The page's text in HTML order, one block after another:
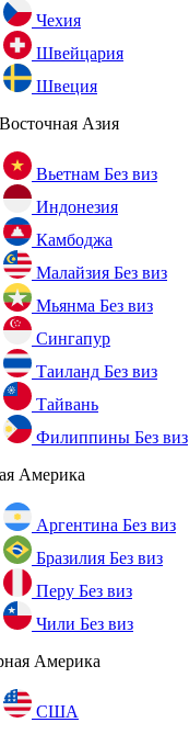
Чехия
Швейцария
Швеция
Азия
Вьетнам Без виз
Индонезия
Камбоджа
Малайзия Без виз
Мьянма Без виз
Сингапур
Таиланд Без виз
Тайвань
Филиппины Без виз
Америка
Аргентина Без виз
Бразилия Без виз
Перу Без виз
Чили Без виз
Америка
США